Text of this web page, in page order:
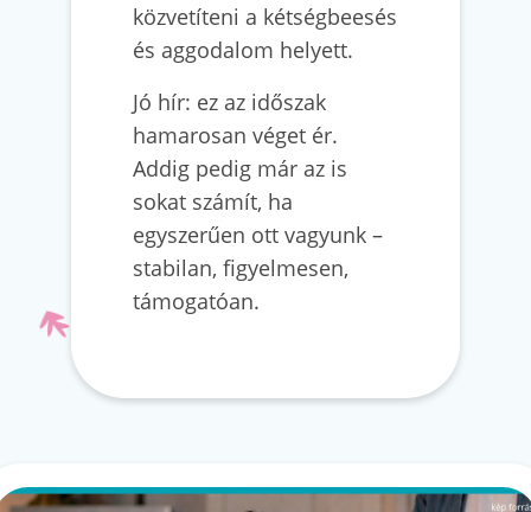
közvetíteni a kétségbeesés
és aggodalom helyett.
Jó hír: ez az időszak
hamarosan véget ér.
Addig pedig már az is
sokat számít, ha
egyszerűen ott vagyunk –
stabilan, figyelmesen,
támogatóan.